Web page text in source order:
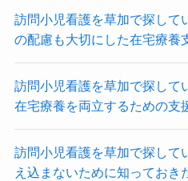
訪問小児看護を草加で探して
の配慮も大切にした在宅療養
訪問小児看護を草加で探して
在宅療養を両立するための支
訪問小児看護を草加で探して
え込まないために知っておき